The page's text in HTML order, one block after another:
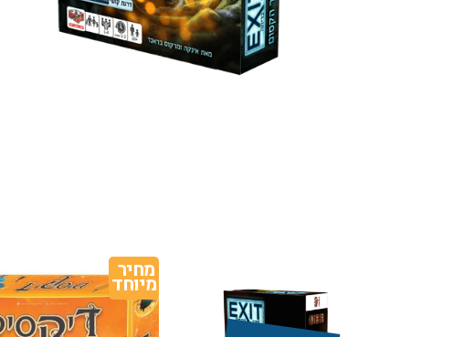
מחיר
מיוחד